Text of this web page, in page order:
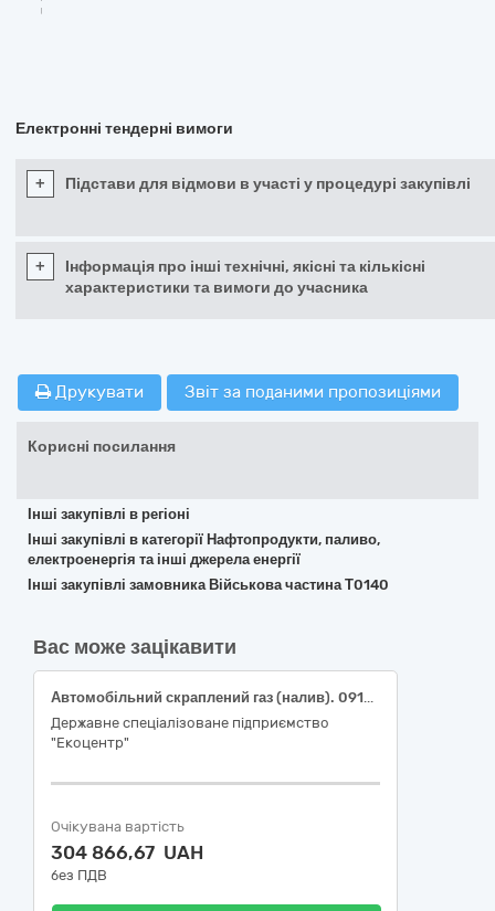
Електронні тендерні вимоги
+ Підстави для відмови в участі у процедурі закупівлі
+
Інформація про інші технічні, якісні та кількісні
характеристики та вимоги до учасника
Друкувати Звіт за поданими пропозиціями
Корисні посилання
Інші закупівлі в регіоні
Інші закупівлі в категорії Нафтопродукти, паливо,
електроенергія та інші джерела енергії
Інші закупівлі замовника Військова частина Т0140
Вас може зацікавити
Автомобільний скраплений газ (налив). 09130000-9 Нафта і дистиляти
Державне спеціалізоване підприємство
"Екоцентр"
Очікувана вартість
304 866,67 UAH
без ПДВ